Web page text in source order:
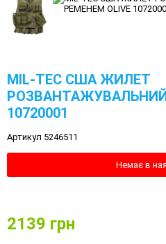
MIL-TEC США ЖИЛЕТ
РОЗВАНТАЖУВАЛЬНИЙ
10720001
Артикул 5246511
Немає в
2139 грн